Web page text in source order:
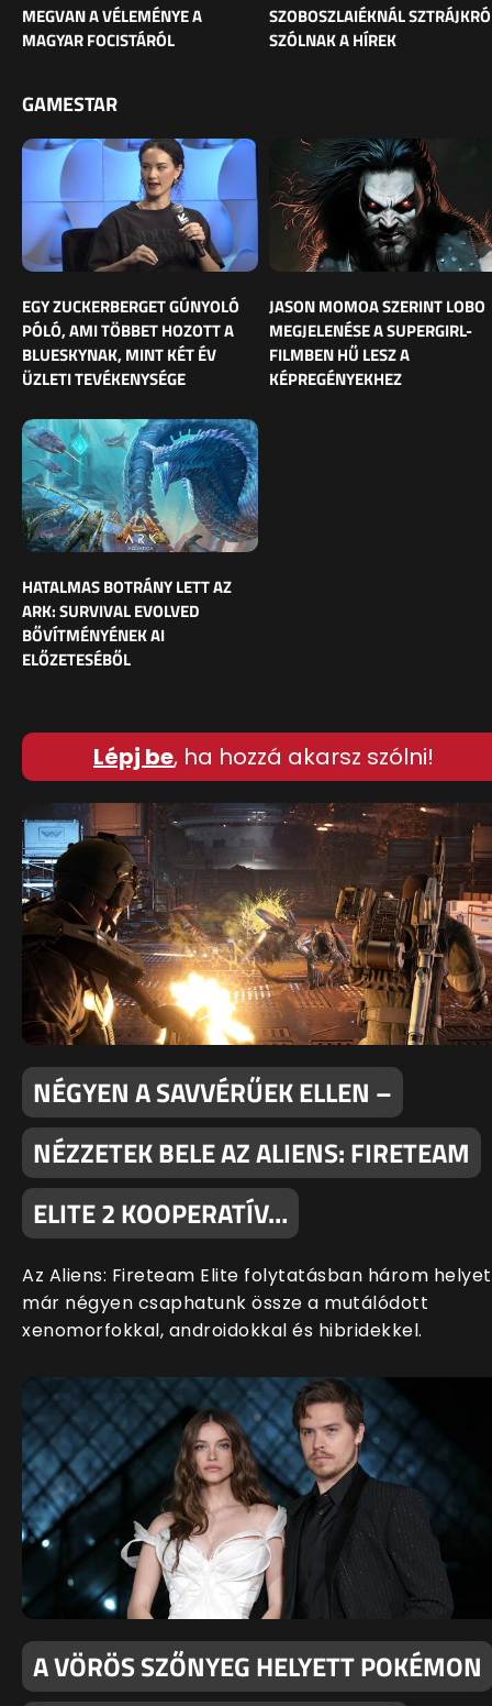
MEGVAN A VÉLEMÉNYE A
MAGYAR FOCISTÁRÓL
SZOBOSZLAIÉKNÁL
SZÓLNAK A HÍREK
GAMESTAR
EGY ZUCKERBERGET GÚNYOLÓ
PÓLÓ, AMI TÖBBET HOZOTT A
BLUESKYNAK, MINT KÉT ÉV
ÜZLETI TEVÉKENYSÉGE
JASON MOMOA SZERINT LOBO
MEGJELENÉSE A SUPERGIRL-
FILMBEN HŰ LESZ A
KÉPREGÉNYEKHEZ
HATALMAS BOTRÁNY LETT AZ
ARK: SURVIVAL EVOLVED
BŐVÍTMÉNYÉNEK AI
ELŐZETESÉBŐL
Lépj be, ha hozzá akarsz szólni!
NÉGYEN A SAVVÉRŰEK ELLEN –
NÉZZETEK BELE AZ ALIENS: FIRETEAM
ELITE 2 KOOPERATÍV…
Az Aliens: Fireteam Elite folytatásban három
már négyen csaphatunk össze a mutálódott
xenomorfokkal, androidokkal és hibridekkel.
A VÖRÖS SZŐNYEG HELYETT POKÉMON